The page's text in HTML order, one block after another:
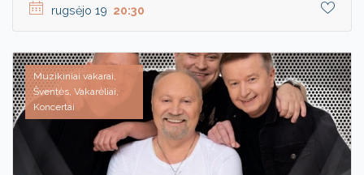
rugsėjo 19 20:30
Muzikiniai vakarai,
Šventės, Vakarėliai,
Koncertai